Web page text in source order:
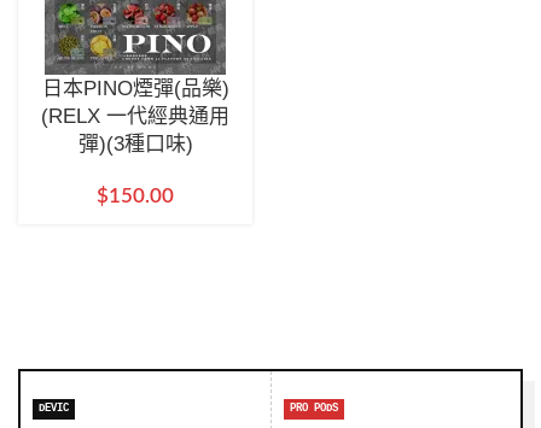
日本PINO煙彈(品樂)
(RELX 一代經典通用
彈)(3種口味)
$150.00
DEVIC PRO PODS